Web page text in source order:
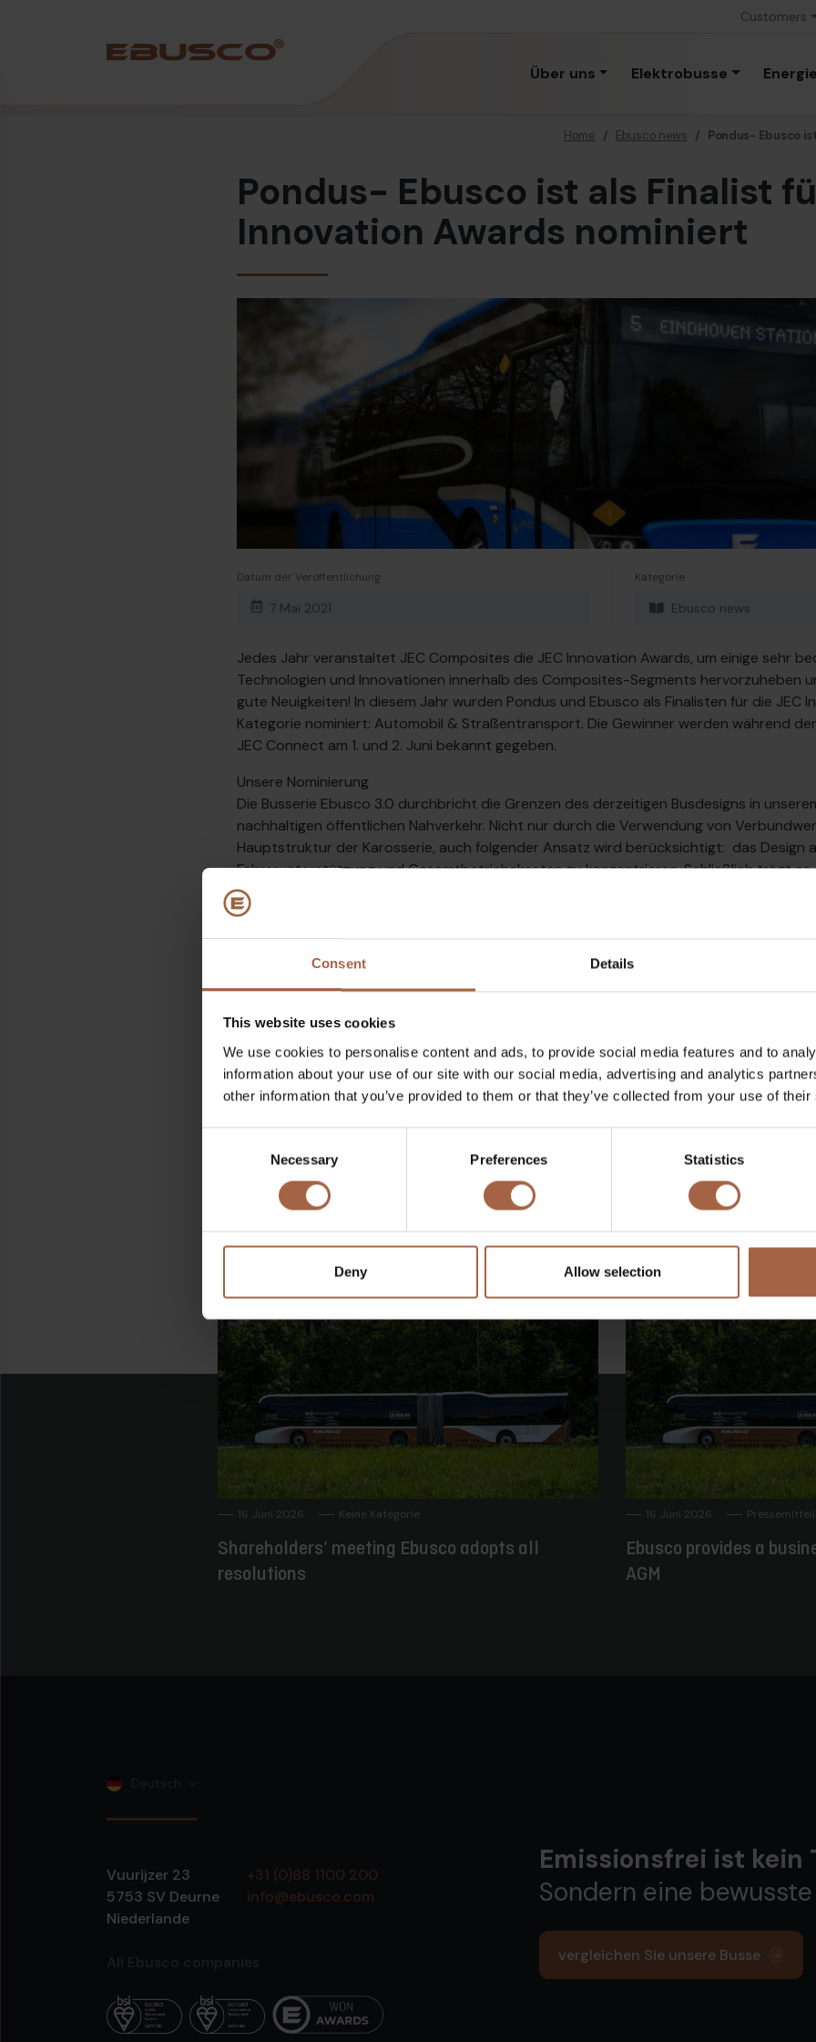
Consent Details
This website uses cookies
We use cookies to personalise content and ads, to provide social media features and to
information about your use of our site with our social media, advertising and analytics
other information that you’ve provided to them or that they’ve collected from your use of
Necessary Preferences Statistics
Deny Allow selection
Customers
Über uns Elektrobusse
Home / Ebusco news / Pondus- Ebusco
Pondus- Ebusco ist als Finalist
Innovation Awards nominiert
Datum der Veröffentlichung
7 Mai 2021
Kategorie
Ebusco news
Jedes Jahr veranstaltet JEC Composites die JEC Innovation Awards, um einige sehr
Technologien und Innovationen innerhalb des Composites-Segments hervorzuheben
gute Neuigkeiten! In diesem Jahr wurden Pondus und Ebusco als Finalisten für die JEC
Kategorie nominiert: Automobil & Straßentransport. Die Gewinner werden während
JEC Connect am 1. und 2. Juni bekannt gegeben.
Unsere Nominierung
Die Busserie Ebusco 3.0 durchbricht die Grenzen des derzeitigen Busdesigns in
nachhaltigen öffentlichen Nahverkehr. Nicht nur durch die Verwendung von
Hauptstruktur der Karosserie, auch folgender Ansatz wird berücksichtigt: das Design
Fahrerunterstützung und Gesamtbetriebskosten zu konzentrieren. Schließlich trägt es
wir leben, sicherer und gesünder zu machen. Angesichts der fortschreitenden
Ära der fossilen Brennstoffe ist Innovation der Schlüssel. Die Ebusco 3.0-Serie ist ein
Innovation: ultraleichtes Gewicht, Null-Emission, geringe Geräuschentwicklung und
Busse der 3.0-Serie basieren auf der gleichen Verbundbauweise und wir beginnen diese
Teilen auf
Linkedin Post
16 Juni 2026 Keine Kategorie
Shareholders’ meeting Ebusco adopts all
resolutions
16 Juni 2026
Ebusco provides a
AGM
Vuurijzer 23
5753 SV Deurne
Niederlande
+31 (0)88 1100 200
info@ebusco.com
Emissionsfrei ist kein
Sondern eine bewusste
vergleichen Sie unsere Busse